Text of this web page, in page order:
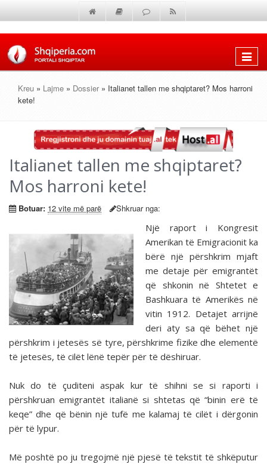
Shfaq
Kreu » Lajme » Dossier » Italianet tallen me shqiptaret? Mos harroni
kete!
Italianet tallen me shqiptaret?
Mos harroni kete!
Botuar: 12 vite më parë Shkruar nga:
Një raport i Kongresit
Amerikan të Emigracionit ka
bërë një përshkrim mjaft
me detaje për emigrantët
që shkonin në Shtetet e
Bashkuara të Amerikës në
vitin 1912. Detajet arrijnë
deri aty sa që bëhet një
përshkrim i jetesës së tyre, përshkrime fizike dhe elementë
të jetesës, të cilët lënë tepër për të dëshiruar.
Nuk do të çuditeni aspak kur të shihni se si raporti i
përshkruan emigrantët italianë si shtetas që “binin erë të
keqe” dhe që bënin një tufë me kalamaj të cilët i dërgonin
për të lypur.
Më poshtë po ju tregojmë një pjesë të tekstit të shkëputur